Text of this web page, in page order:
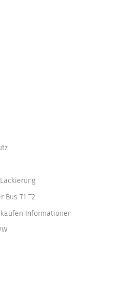
Bus T1 T2
kaufen Informationen